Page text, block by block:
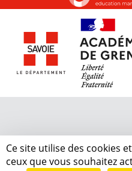
Ce site utilise des cookies
ceux que vous souhaitez